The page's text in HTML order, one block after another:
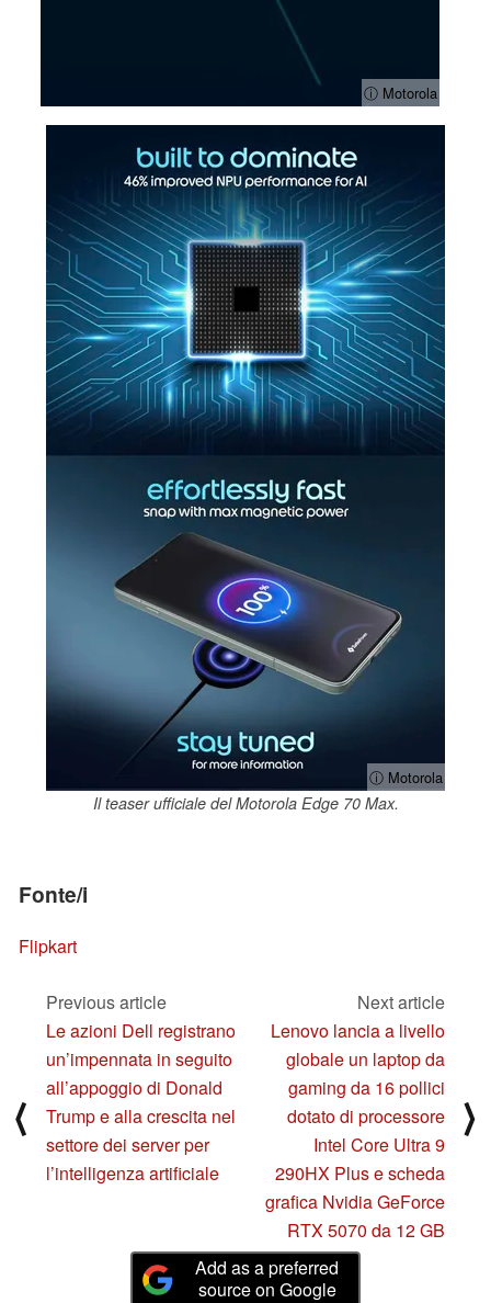
ⓘ Motorola
ⓘ Motorola
Il teaser ufficiale del Motorola Edge 70 Max.
Fonte/i
Flipkart
⟨
Previous article
Le azioni Dell registrano
un’impennata in seguito
all’appoggio di Donald
Trump e alla crescita nel
settore dei server per
l’intelligenza artificiale
Next article
Lenovo lancia a livello
globale un laptop da
gaming da 16 pollici
dotato di processore
Intel Core Ultra 9
290HX Plus e scheda
grafica Nvidia GeForce
RTX 5070 da 12 GB
⟩
Add as a preferred
source on Google